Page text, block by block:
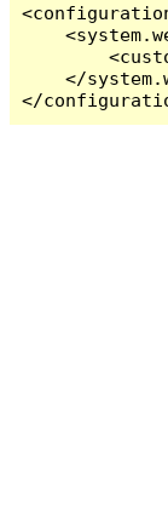
</
</